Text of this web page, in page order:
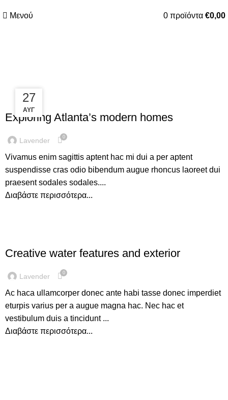
Μενού 0 προϊόντα €0,00
27
ΑΥΓ
DECORATION
Exploring Atlanta’s modern homes
Lavender 0
Vivamus enim sagittis aptent hac mi dui a per aptent
suspendisse cras odio bibendum augue rhoncus laoreet dui
praesent sodales sodales....
Διαβάστε περισσότερα...
27
ΑΥΓ
Creative water features and exterior
Lavender 0
Ac haca ullamcorper donec ante habi tasse donec imperdiet
eturpis varius per a augue magna hac. Nec hac et
vestibulum duis a tincidunt ...
Διαβάστε περισσότερα...